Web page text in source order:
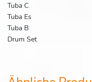
Tuba C
Tuba Es
Tuba B
Drum Set